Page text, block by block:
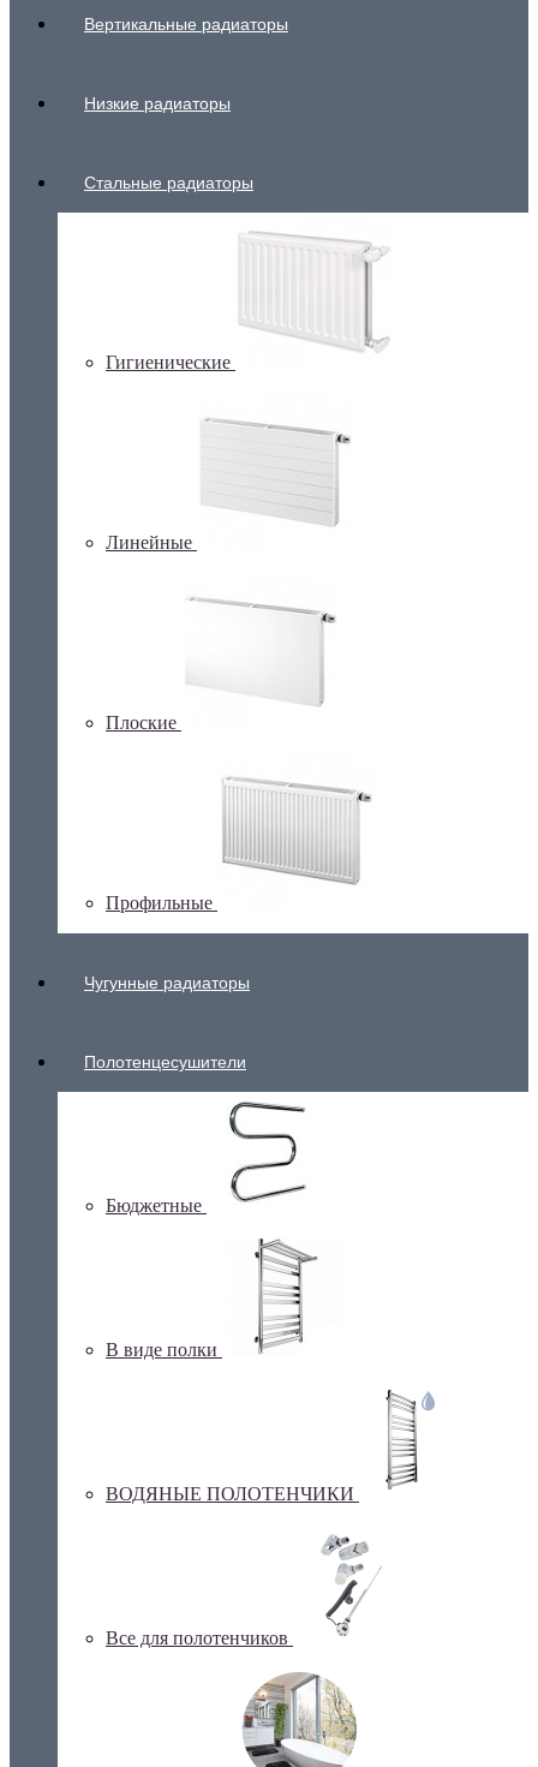
Вертикальные радиаторы
Низкие радиаторы
Стальные радиаторы
Гигиенические
Линейные
Плоские
Профильные
Чугунные радиаторы
Полотенцесушители
Бюджетные
В виде полки
ВОДЯНЫЕ ПОЛОТЕНЧИКИ
Все для полотенчиков